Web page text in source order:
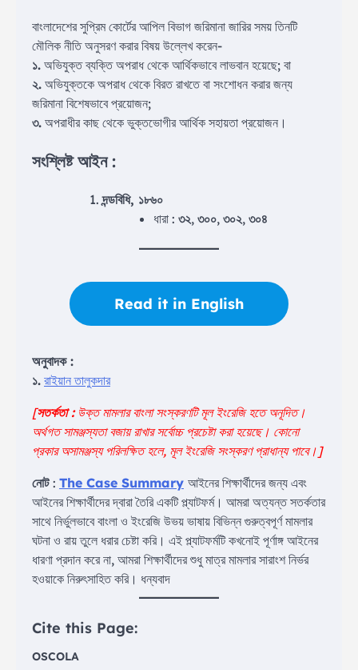
বাংলাদেশের সুপ্রিম কোর্টের আপিল বিভাগ জরিমানা জারির সময় তিনটি
মৌলিক নীতি অনুসরণ করার বিষয় উল্লেখ করেন-
১. অভিযুক্ত ব্যক্তি অপরাধ থেকে আর্থিকভাবে লাভবান হয়েছে; বা
২. অভিযুক্তকে অপরাধ থেকে বিরত রাখতে বা সংশোধন করার জন্য
জরিমানা বিশেষভাবে প্রয়োজন;
৩. অপরাধীর কাছ থেকে ভুক্তভোগীর আর্থিক সহায়তা প্রয়োজন।
সংশ্লিষ্ট আইন :
দন্ডবিধি, ১৮৬০
ধারা : ৩২, ৩০০, ৩০২, ৩০৪
Read it in English
অনুবাদক :
১. রাইয়ান তালুকদার
[সতর্কতা :উক্ত মামলার বাংলা সংস্করণটি মূল ইংরেজি হতে অনূদিত।
অর্থগত সামঞ্জস্যতা বজায় রাখার সর্বোচ্চ প্রচেষ্টা করা হয়েছে। কোনো
প্রকার অসামঞ্জস্য পরিলক্ষিত হলে, মূল ইংরেজি সংস্করণ প্রাধান্য পাবে। ]
নোট : The Case Summary আইনের শিক্ষার্থীদের জন্য এবং
আইনের শিক্ষার্থীদের দ্বারা তৈরি একটি প্ল্যাটফর্ম। আমরা অত্যন্ত সতর্কতার
সাথে নির্ভুলভাবে বাংলা ও ইংরেজি উভয় ভাষায় বিভিন্ন গুরুত্বপূর্ণ মামলার
ঘটনা ও রায় তুলে ধরার চেষ্টা করি। এই প্ল্যাটফর্মটি কখনোই পূর্ণাঙ্গ আইনের
ধারণা প্রদান করে না, আমরা শিক্ষার্থীদের শুধু মাত্র মামলার সারাংশ নির্ভর
হওয়াকে নিরুৎসাহিত করি। ধন্যবাদ
Cite this Page:
OSCOLA